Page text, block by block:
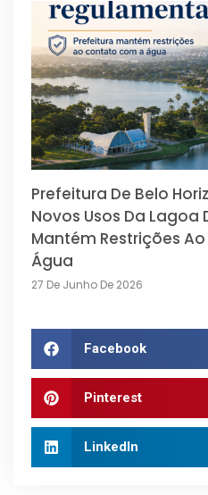
Prefeitura De Belo
Novos Usos Da Lagoa
Mantém Restrições
Água
27 De Junho De 2026
Facebook
Pinterest
LinkedIn